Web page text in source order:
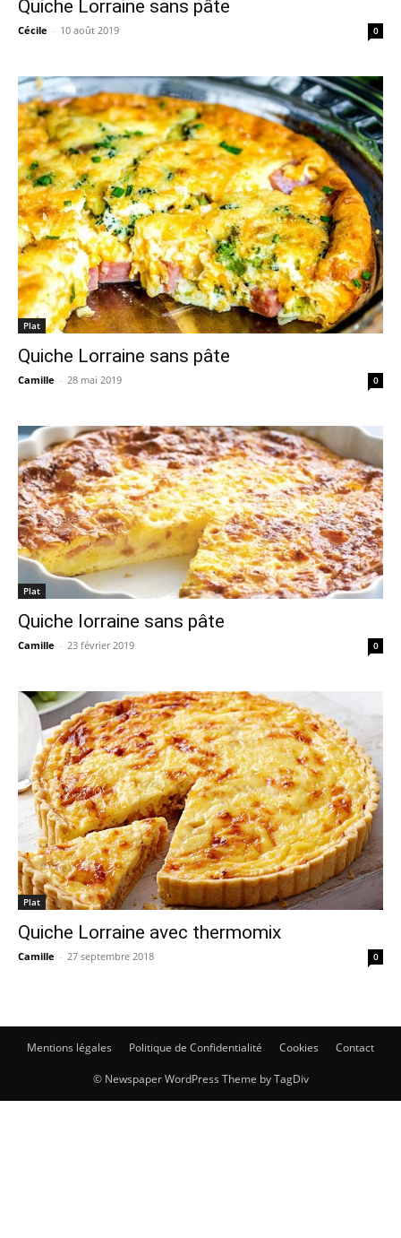
Quiche Lorraine sans pâte
Cécile - 10 août 2019 0
Plat
Quiche Lorraine sans pâte
Camille - 28 mai 2019 0
Plat
Quiche lorraine sans pâte
Camille - 23 février 2019 0
Plat
Quiche Lorraine avec thermomix
Camille - 27 septembre 2018 0
Mentions légales Politique de Confidentialité Cookies Contact
© Newspaper WordPress Theme by TagDiv